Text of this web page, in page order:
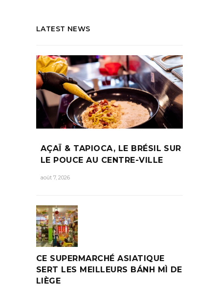
LATEST NEWS
AÇAÏ & TAPIOCA, LE BRÉSIL SUR
LE POUCE AU CENTRE-VILLE
août 7, 2026
CE SUPERMARCHÉ ASIATIQUE
SERT LES MEILLEURS BÁNH MÌ DE
LIÈGE